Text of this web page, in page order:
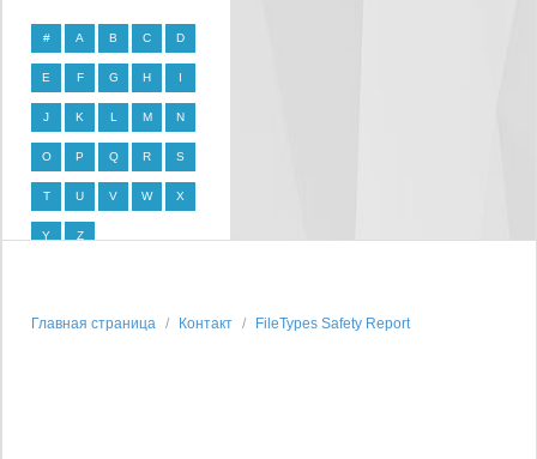
# A B C D
E F G H I
J K L M N
O P Q R S
T U V W X
Y Z
Главная страница Контакт FileTypes Safety Report